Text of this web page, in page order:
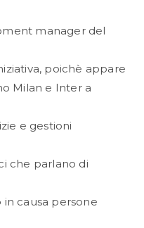
manager del
poichè appare
Milan e Inter a
e gestioni
che parlano di
causa persone